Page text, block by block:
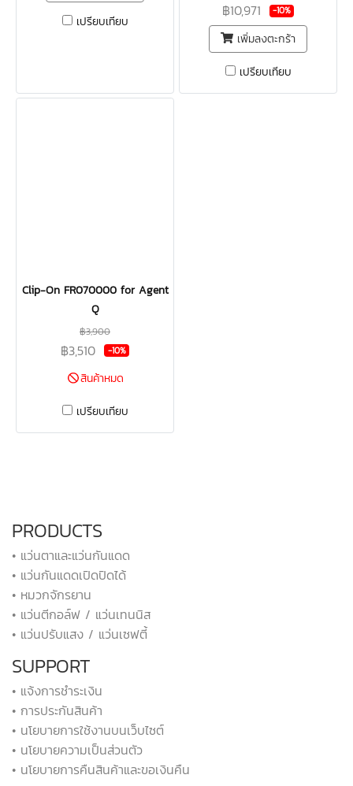
เปรียบเทียบ
฿10,971 -10%
เพิ่มลงตะกร้า
เปรียบเทียบ
Clip-On FR070000 for Agent
Q
฿3,900
฿3,510 -10%
สินค้าหมด
เปรียบเทียบ
PRODUCTS
• แว่นตาและแว่นกันแดด
• แว่นกันแดดเปิดปิดได้
• หมวกจักรยาน
• แว่นตีกอล์ฟ / แว่นเทนนิส
• แว่นปรับแสง / แว่นเซฟตี้
SUPPORT
• แจ้งการชำระเงิน
• การประกันสินค้า
• นโยบายการใช้งานบนเว็บไซต์
• นโยบายความเป็นส่วนตัว
• นโยบายการคืนสินค้าและขอเงินคืน